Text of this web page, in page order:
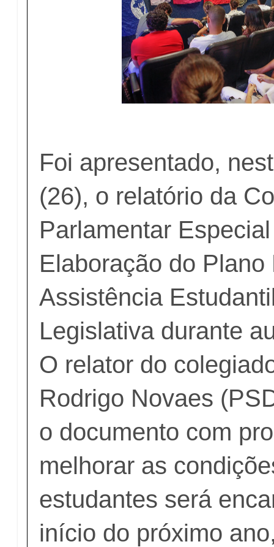
Foi apresentado,
(26), o relatório da
Parlamentar
Elaboração do Plano
Assistência
Legislativa durante
O relator do
Rodrigo Novaes
o documento com
melhorar as
estudantes será
início do próximo